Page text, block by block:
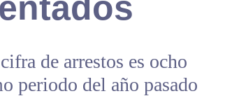
de arrestos es ocho
periodo del año pasado